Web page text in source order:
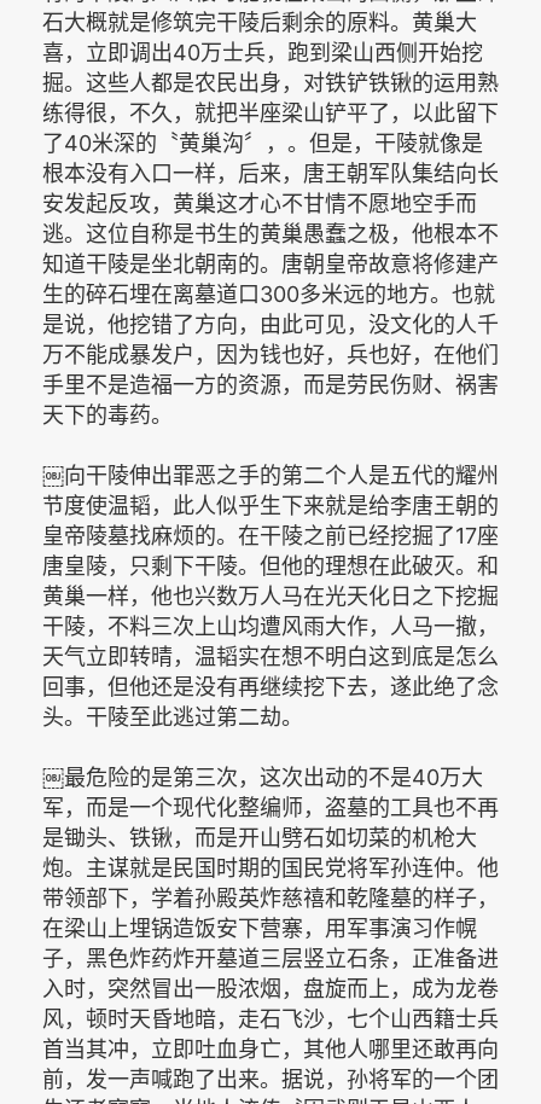
石大概就是修筑完干陵后剩余的原料。黄巢大
喜，立即调出40万士兵，跑到梁山西侧开始挖
掘。这些人都是农民出身，对铁铲铁锹的运用熟
练得很，不久，就把半座梁山铲平了，以此留下
了40米深的〝黄巢沟〞，。但是，干陵就像是
根本没有入口一样，后来，唐王朝军队集结向长
安发起反攻，黄巢这才心不甘情不愿地空手而
逃。这位自称是书生的黄巢愚蠢之极，他根本不
知道干陵是坐北朝南的。唐朝皇帝故意将修建产
生的碎石埋在离墓道口300多米远的地方。也就
是说，他挖错了方向，由此可见，没文化的人千
万不能成暴发户，因为钱也好，兵也好，在他们
手里不是造福一方的资源，而是劳民伤财、祸害
天下的毒药。
￼向干陵伸出罪恶之手的第二个人是五代的耀州
节度使温韬，此人似乎生下来就是给李唐王朝的
皇帝陵墓找麻烦的。在干陵之前已经挖掘了17座
唐皇陵，只剩下干陵。但他的理想在此破灭。和
黄巢一样，他也兴数万人马在光天化日之下挖掘
干陵，不料三次上山均遭风雨大作，人马一撤，
天气立即转晴，温韬实在想不明白这到底是怎么
回事，但他还是没有再继续挖下去，遂此绝了念
头。干陵至此逃过第二劫。
￼最危险的是第三次，这次出动的不是40万大
军，而是一个现代化整编师，盗墓的工具也不再
是锄头、铁锹，而是开山劈石如切菜的机枪大
炮。主谋就是民国时期的国民党将军孙连仲。他
带领部下，学着孙殿英炸慈禧和乾隆墓的样子，
在梁山上埋锅造饭安下营寨，用军事演习作幌
子，黑色炸药炸开墓道三层竖立石条，正准备进
入时，突然冒出一股浓烟，盘旋而上，成为龙卷
风，顿时天昏地暗，走石飞沙，七个山西籍士兵
首当其冲，立即吐血身亡，其他人哪里还敢再向
前，发一声喊跑了出来。据说，孙将军的一个团